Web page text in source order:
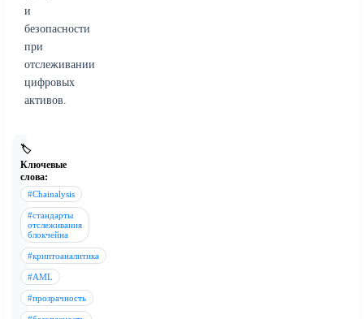
и
безопасности
при
отслеживании
цифровых
активов.
🏷️
Ключевые
слова:
#Chainalysis
#стандарты
отслеживания
блокчейна
#криптоаналитика
#AML
#прозрачность